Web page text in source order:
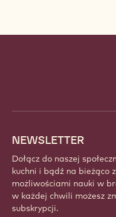
NEWSLETTER
Dołącz do naszej
kuchni i bądź na bieżąco
możliwościami nauki w
w każdej chwili możesz
subskrypcji.